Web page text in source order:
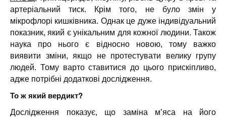
артеріальний тиск. Крім того, не було змін у
мікрофлорі кишківника. Однак це дуже індивідуальний
показник, який є унікальним для кожної людини. Також
наука про нього є відносно новою, тому важко
виявити зміни, якщо не протестувати велику групу
людей. Тому варто ставитися до цього прискіпливо,
адже потрібні додаткові дослідження.
То ж який вердикт?
Дослідження показує, що заміна м’яса на його